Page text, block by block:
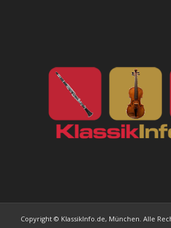
Copyright © KlassikInfo.de, München. Alle